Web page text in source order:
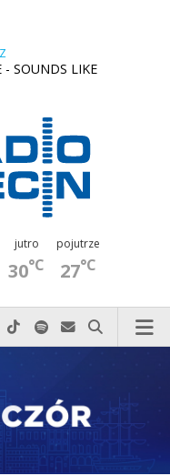
- SOUNDS LIKE
jutro
30°C
pojutrze
27°C
do nas zadzwoń
na Facebook-u
nas na X
Odwiedź nas na Instagram-ie
Odwiedź nas na TikTok-u
Szukaj nas na Spotify
Wyślij do nas
Szukaj